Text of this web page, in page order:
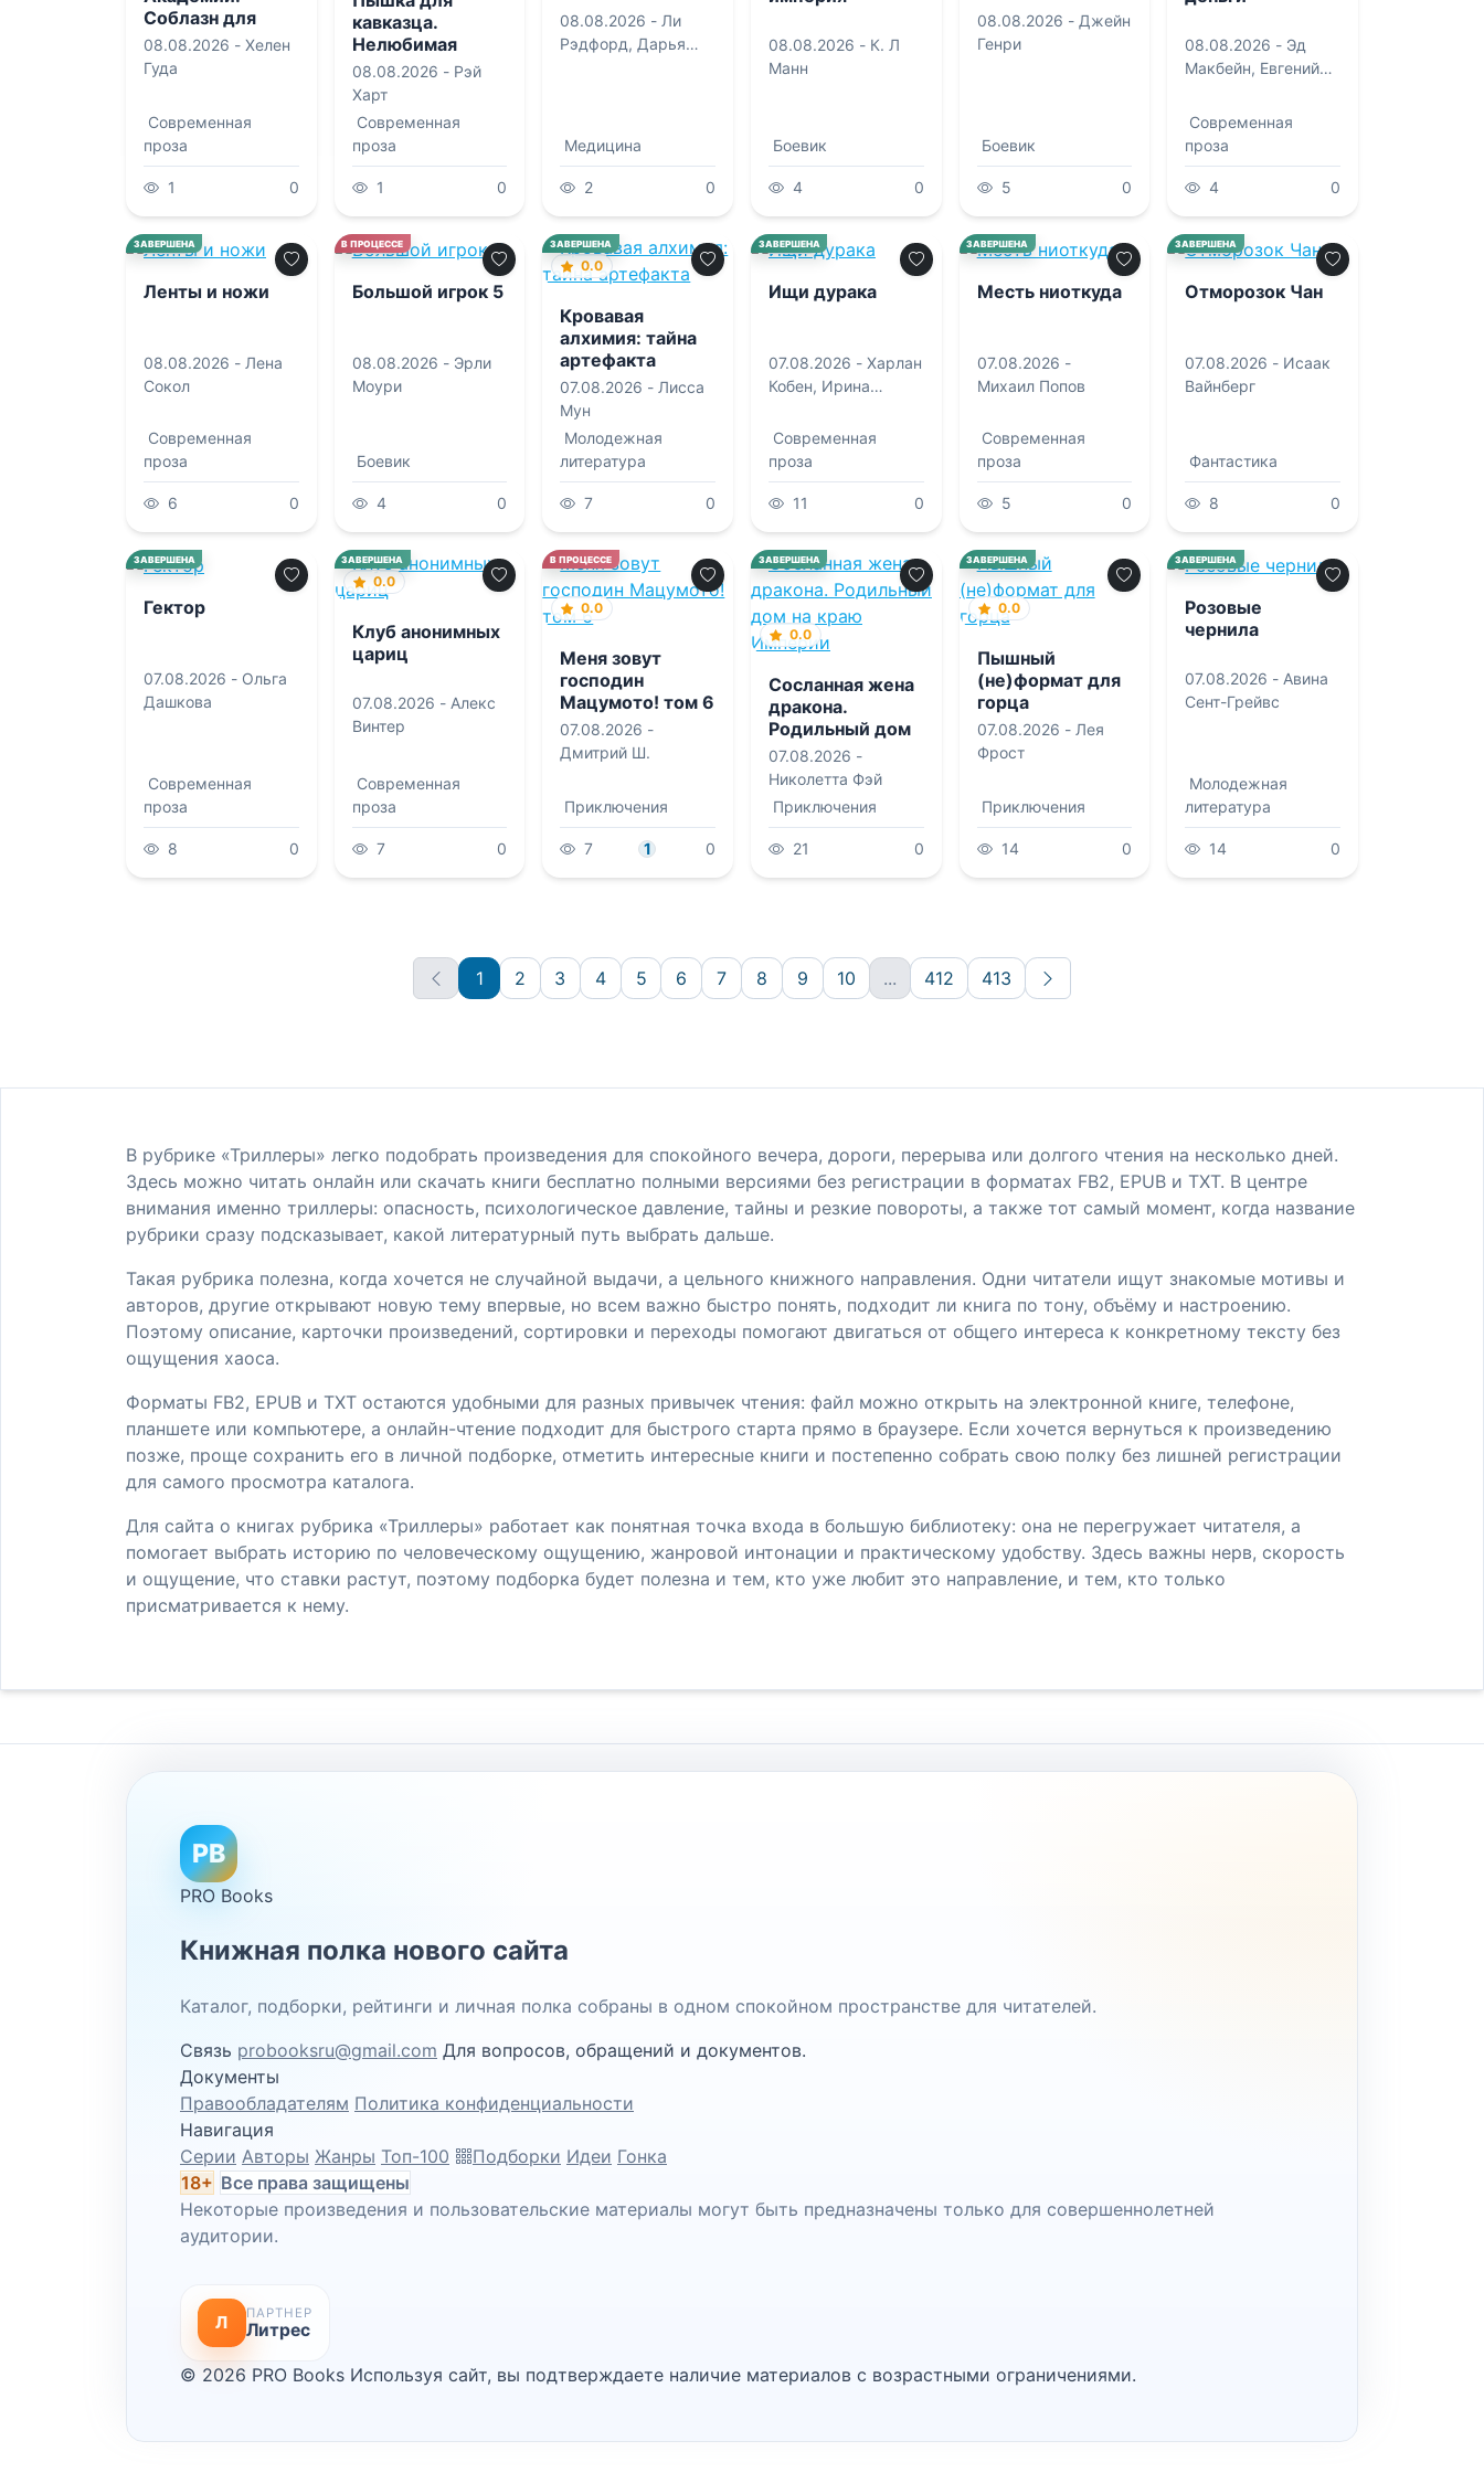
Соблазн для
двоих
08.08.2026 - Хелен
Гуда
Современная
проза
1 0
кавказца.
Нелюбимая
жена
08.08.2026 - Рэй
Харт
Современная
проза
1 0
08.08.2026 - Ли
Рэдфорд, Дарья
Медицина
2 0
08.08.2026 - К. Л
Манн
Боевик
4 0
08.08.2026 - Джейн
Генри
Боевик
5 0
08.08.2026 - Эд
Макбейн, Евгений
Современная
проза
4 0
ЗАВЕРШЕНА
0.0
Ленты и ножи
08.08.2026 - Лена
Сокол
Современная
проза
6 0
В ПРОЦЕССЕ
0.0
Большой игрок 5
08.08.2026 - Эрли
Моури
Боевик
4 0
ЗАВЕРШЕНА
0.0
Кровавая
алхимия: тайна
артефакта
07.08.2026 - Лисса
Мун
Молодежная
литература
7 0
ЗАВЕРШЕНА
0.0
Ищи дурака
07.08.2026 - Харлан
Кобен, Ирина
Тетерина
Современная
проза
11 0
ЗАВЕРШЕНА
0.0
Месть ниоткуда
07.08.2026 -
Михаил Попов
Современная
проза
5 0
ЗАВЕРШЕНА
0.0
Отморозок Чан
07.08.2026 - Исаак
Вайнберг
Фантастика
8 0
ЗАВЕРШЕНА
0.0
Гектор
07.08.2026 - Ольга
Дашкова
Современная
проза
8 0
ЗАВЕРШЕНА
0.0
Клуб анонимных
цариц
07.08.2026 - Алекс
Винтер
Современная
проза
7 0
В ПРОЦЕССЕ
0.0
Меня зовут
господин
Мацумото! том 6
07.08.2026 -
Дмитрий Ш.
Приключения
7 1 0
ЗАВЕРШЕНА
0.0
Сосланная жена
дракона.
Родильный дом
на краю
Империи
07.08.2026 -
Николетта Фэй
Приключения
21 0
ЗАВЕРШЕНА
0.0
Пышный
(не)формат для
горца
07.08.2026 - Лея
Фрост
Приключения
14 0
ЗАВЕРШЕНА
0.0
Розовые
чернила
07.08.2026 - Авина
Сент-Грейвс
Молодежная
литература
14 0
1 2 3 4 5 6 7 8 9 10 ... 412 413 Вперёд
В рубрике «Триллеры» легко подобрать произведения для спокойного вечера, дороги, перерыва или долгого чтения на несколько дней.
Здесь можно читать онлайн или скачать книги бесплатно полными версиями без регистрации в форматах FB2, EPUB и TXT. В центре
внимания именно триллеры: опасность, психологическое давление, тайны и резкие повороты, а также тот самый момент, когда название
рубрики сразу подсказывает, какой литературный путь выбрать дальше.
Такая рубрика полезна, когда хочется не случайной выдачи, а цельного книжного направления. Одни читатели ищут знакомые мотивы и
авторов, другие открывают новую тему впервые, но всем важно быстро понять, подходит ли книга по тону, объёму и настроению.
Поэтому описание, карточки произведений, сортировки и переходы помогают двигаться от общего интереса к конкретному тексту без
ощущения хаоса.
Форматы FB2, EPUB и TXT остаются удобными для разных привычек чтения: файл можно открыть на электронной книге, телефоне,
планшете или компьютере, а онлайн-чтение подходит для быстрого старта прямо в браузере. Если хочется вернуться к произведению
позже, проще сохранить его в личной подборке, отметить интересные книги и постепенно собрать свою полку без лишней регистрации
для самого просмотра каталога.
Для сайта о книгах рубрика «Триллеры» работает как понятная точка входа в большую библиотеку: она не перегружает читателя, а
помогает выбрать историю по человеческому ощущению, жанровой интонации и практическому удобству. Здесь важны нерв, скорость
и ощущение, что ставки растут, поэтому подборка будет полезна и тем, кто уже любит это направление, и тем, кто только
присматривается к нему.
PB
PRO Books
Книжная полка нового сайта
Каталог, подборки, рейтинги и личная полка собраны в одном спокойном пространстве для читателей.
Связь probooksru@gmail.com Для вопросов, обращений и документов.
Документы
Правообладателям Политика конфиденциальности
Навигация
Серии Авторы Жанры Топ-100 Подборки Идеи Гонка
18+ Все права защищены
Некоторые произведения и пользовательские материалы могут быть предназначены только для совершеннолетней
аудитории.
Л ПАРТНЕР
Литрес
© 2026 PRO Books Используя сайт, вы подтверждаете наличие материалов с возрастными ограничениями.